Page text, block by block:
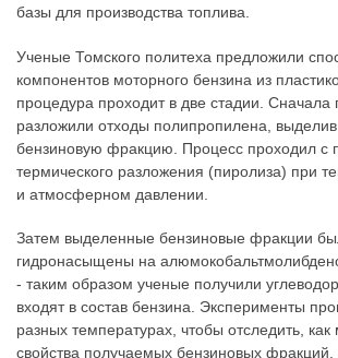
базы для производства топлива.
Ученые Томского политеха предложили
компонентов моторного бензина из
процедура проходит в две стадии. Сначала
разложили отходы полипропилена,
бензиновую фракцию. Процесс проходил
термического разложения (пиролиза) при
и атмосферном давлении.
Затем выделенные бензиновые фракции
гидронасыщены на
- таким образом ученые получили
входят в состав бензина. Эксперименты
разных температурах, чтобы отследить, как
свойства получаемых бензиновых фракций.